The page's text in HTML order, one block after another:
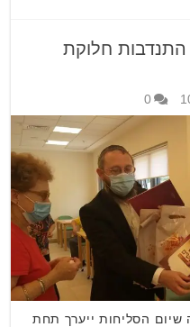
התנדבות חלוקת
0
שיום הסליחות ייערך תחת